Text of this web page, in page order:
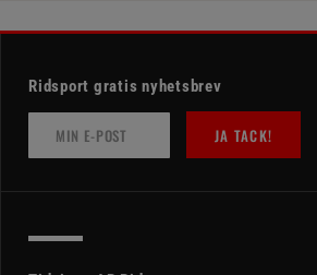
Ridsport gratis nyhetsbrev
JA TACK!